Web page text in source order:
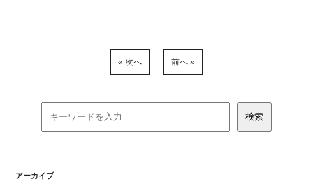
« 次へ 前へ »
アーカイブ